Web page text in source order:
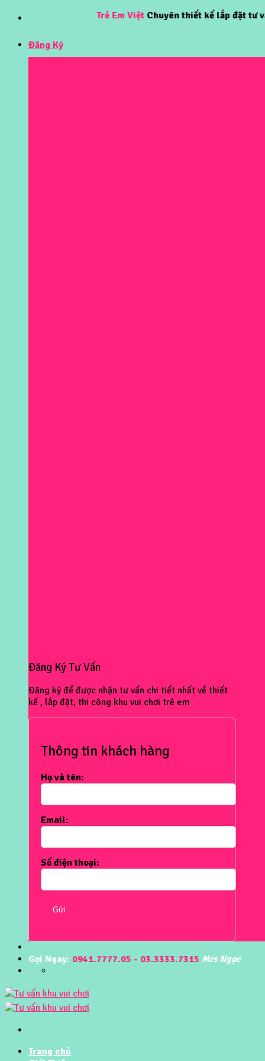
Skip
content
Trẻ Em ViệtChuyên thiết kế lắp đặt tư vấn
Đăng Ký
Đăng Ký Tư Vấn
Đăng ký để được nhận tư vấn chi tiết nhất về thiết
kế , lắp đặt, thi công khu vui chơi trẻ em
Thông tin khách hàng
Họ và tên:
Email:
Số điện thoại:
Gửi
Gọi Ngay: 0941.7777.05 - 03.3333.7315 Mrs Ngọc
Trang chủ